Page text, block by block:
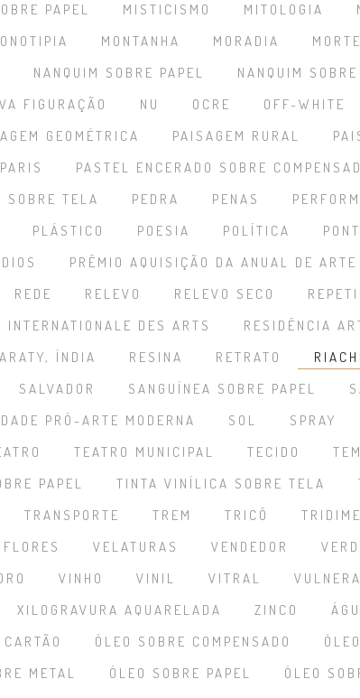
PAPEL MISTICISMO MITOLOGIA
MONTANHA MORADIA MORTE
NANQUIM SOBRE PAPEL NANQUIM
FIGURAÇÃO NU OCRE OFF-WHITE
GEOMÉTRICA PAISAGEM RURAL
PARIS PASTEL ENCERADO SOBRE
SOBRE TELA PEDRA PENAS
PLÁSTICO POESIA POLÍTICA
PRÊMIO AQUISIÇÃO DA ANUAL DE ARTE
REDE RELEVO RELEVO SECO
DES ARTS
RESIDÊNCIA
ÍNDIA
RESINA RETRATO
SALVADOR SANGUÍNEA SOBRE PAPEL
PRÓ-ARTE MODERNA SOL SPRAY
TEATRO MUNICIPAL TECIDO
PAPEL TINTA VINÍLICA SOBRE TELA
TRANSPORTE TREM TRICÔ
VELATURAS VENDEDOR
VINHO VINIL VITRAL
XILOGRAVURA AQUARELADA ZINCO
ÓLEO SOBRE COMPENSADO
METAL ÓLEO SOBRE PAPEL ÓLEO